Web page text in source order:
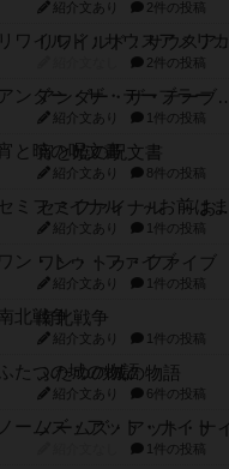
紹介文あり 2件の投稿
リワイルド：サ
2件の投稿
アンダー・ザ
紹介文あり 1件の投稿
宵と暁の呪文書
紹介文あり 8件の投稿
セミファイナル ～
紹介文あり 1件の投稿
ワン・トゥ・ファイブ
紹介文あり 1件の投稿
南北戦争
紹介文あり 1件の投稿
ふたつの城の物語
紹介文あり 6件の投稿
ノームズ・アット・ナ
1件の投稿